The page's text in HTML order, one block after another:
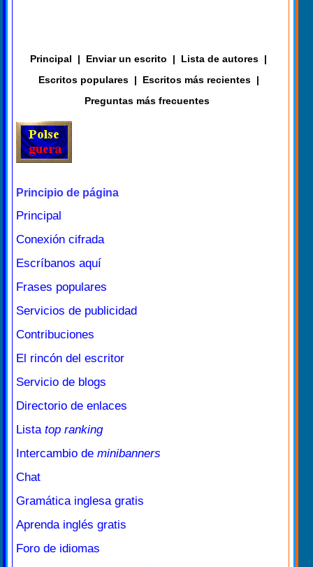
Principal | Enviar un escrito | Lista de autores |
Escritos populares | Escritos más recientes |
Preguntas más frecuentes
Principio de página
Principal
Conexión cifrada
Escríbanos aquí
Frases populares
Servicios de publicidad
Contribuciones
El rincón del escritor
Servicio de blogs
Directorio de enlaces
Lista top ranking
Intercambio de minibanners
Chat
Gramática inglesa gratis
Aprenda inglés gratis
Foro de idiomas